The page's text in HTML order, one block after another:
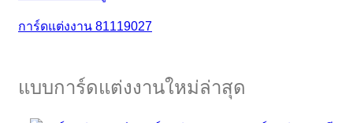
การ์ดแต่งงาน 81119027
แบบการ์ดแต่งงานใหม่ล่าสุด